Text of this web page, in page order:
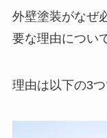
外壁塗装がなぜ
要な理由につい
理由は以下の3